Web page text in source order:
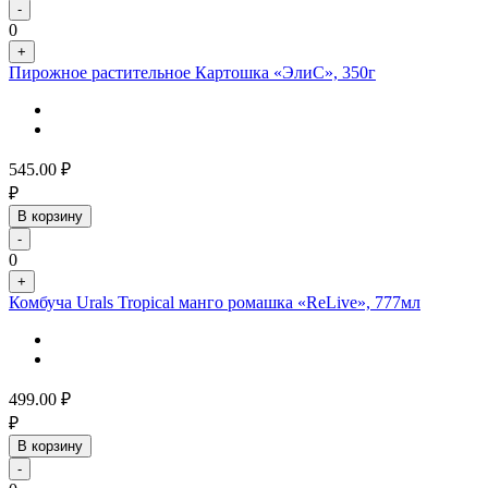
-
0
+
Пирожное растительное Картошка «ЭлиС», 350г
545.00 ₽
₽
В корзину
-
0
+
Комбуча Urals Tropical манго ромашка «ReLive», 777мл
499.00 ₽
₽
В корзину
-